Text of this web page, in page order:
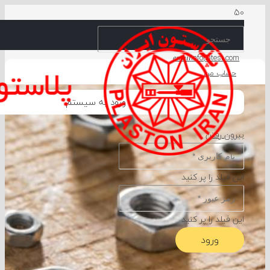
emailinfo@test.com
حساب من
ورود به سیستم
بیرون رفتن
این فیلد را پر کنید
این فیلد را پر کنید
ورود